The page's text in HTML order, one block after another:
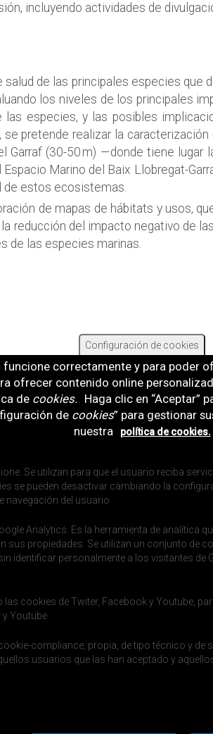
incluyendo actividades de
de las principales especies que
los niveles de los principales
especies, y las posibles
pretende realizar la
(30-50 m) —donde tiene lugar
Marino del Baix Llobregat-
de estos ecosistemas.
de mapas de hábitats y usos,
reducción del impacto negativo de
de las especies marinas.
de la Diputación de Barcelona
de la Generalitat de Catalunya
Configuración de cookies
correctamente y para poder
ofrecer contenido online
de cookies. Haga clic en “Aceptar”
de cookies” para gestionar
nuestra
política de cookies.
Se utilizan para que el usuario reciba
se pueden desactivar cambiando la
navegación del usuario
Analytics. Es la herramienta de analítica
sus propiedades. Se utilizan un conjunto de
identificar personalmente a los visitantes
cookies de Twiter, Facebook y Youtube,
Youtube.
compliance, propia, de tipo técnico y de
usuarios que las han aceptado y